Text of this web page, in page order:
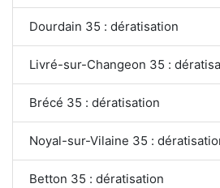
Dourdain 35 : dératisation
Livré-sur-Changeon 35 :
Brécé 35 : dératisation
Noyal-sur-Vilaine 35 :
Betton 35 : dératisation